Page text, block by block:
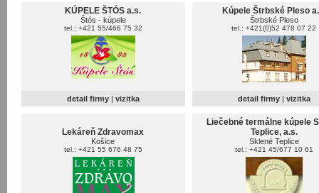
KÚPELE ŠTÓS a.s.
Štós - kúpele
tel.: +421 55/466 75 32
detail firmy | vizitka
Kúpele Štrbské Pleso
Štrbské Pleso
tel.: +421(0)52 478 07 22
detail firmy | vizitka
Lekáreň Zdravomax
Košice
tel.: +421 55 676 48 75
Liečebné termálne kúpele
Teplice, a.s.
Sklené Teplice
tel.: +421 45/677 10 61